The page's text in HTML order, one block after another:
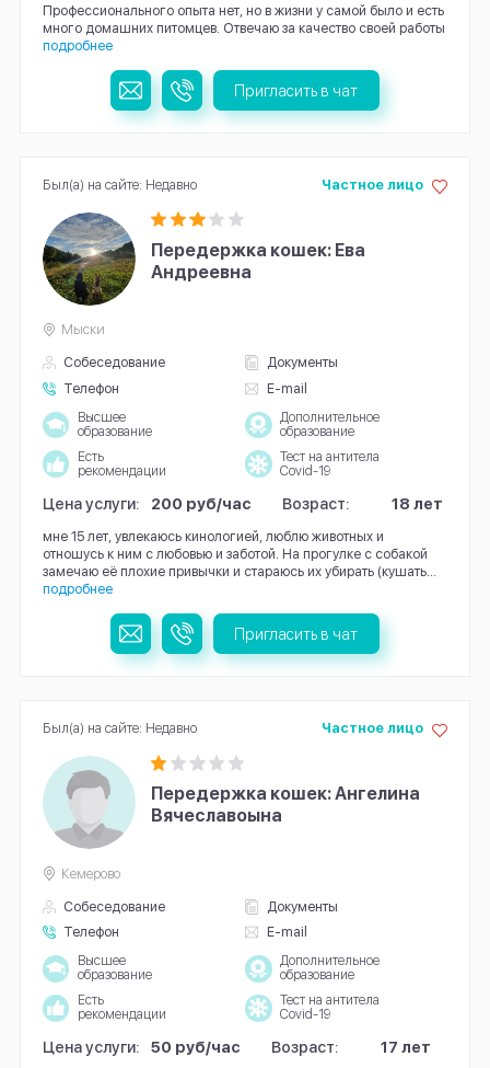
Профессионального опыта нет, но в жизни у самой было и есть
много домашних питомцев. Отвечаю за качество своей работы
подробнее
Пригласить в чат
Передержка кошек: Ева
Андреевна
Собеседование
Документы
Телефон
E-mail
Частное лицо
Мыски
Высшее
образование
Дополнительное
образование
Есть
рекомендации
Тест на антитела
Covid-19
Цена услуги: 200 руб/час Возраст: 18 лет
мне 15 лет, увлекаюсь кинологией, люблю животных и
отношусь к ним с любовью и заботой. На прогулке с собакой
замечаю её плохие привычки и стараюсь их убирать (кушать...
подробнее
Был(а) на сайте: Недавно
Пригласить в чат
Передержка кошек: Ангелина
Вячеславоына
Собеседование
Документы
Телефон
E-mail
Частное лицо
Кемерово
Высшее
образование
Дополнительное
образование
Есть
рекомендации
Тест на антитела
Covid-19
Цена услуги: 50 руб/час Возраст: 17 лет
Был(а) на сайте: Недавно